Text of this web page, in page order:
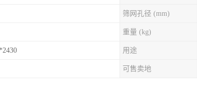
筛网孔径 (mm)
重量 (kg)
用途
可售卖地